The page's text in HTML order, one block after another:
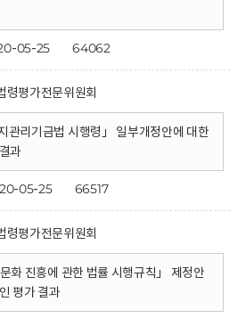
05-25 64062
령평가전문위원회
관리기금법 시행령」 일부개정안에 대한
과
05-25 66517
령평가전문위원회
화 진흥에 관한 법률 시행규칙」 제정안
평가 결과